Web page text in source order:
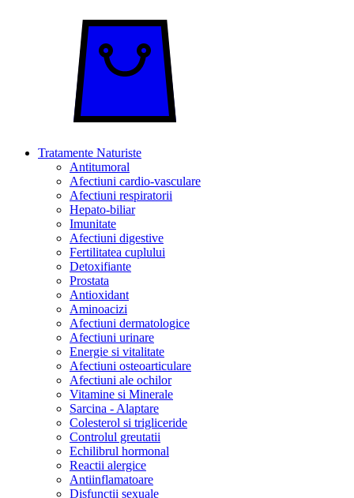
Tratamente Naturiste
Antitumoral
Afectiuni cardio-vasculare
Afectiuni respiratorii
Hepato-biliar
Imunitate
Afectiuni digestive
Fertilitatea cuplului
Detoxifiante
Prostata
Antioxidant
Aminoacizi
Afectiuni dermatologice
Afectiuni urinare
Energie si vitalitate
Afectiuni osteoarticulare
Afectiuni ale ochilor
Vitamine si Minerale
Sarcina - Alaptare
Colesterol si trigliceride
Controlul greutatii
Echilibrul hormonal
Reactii alergice
Antiinflamatoare
Disfunctii sexuale